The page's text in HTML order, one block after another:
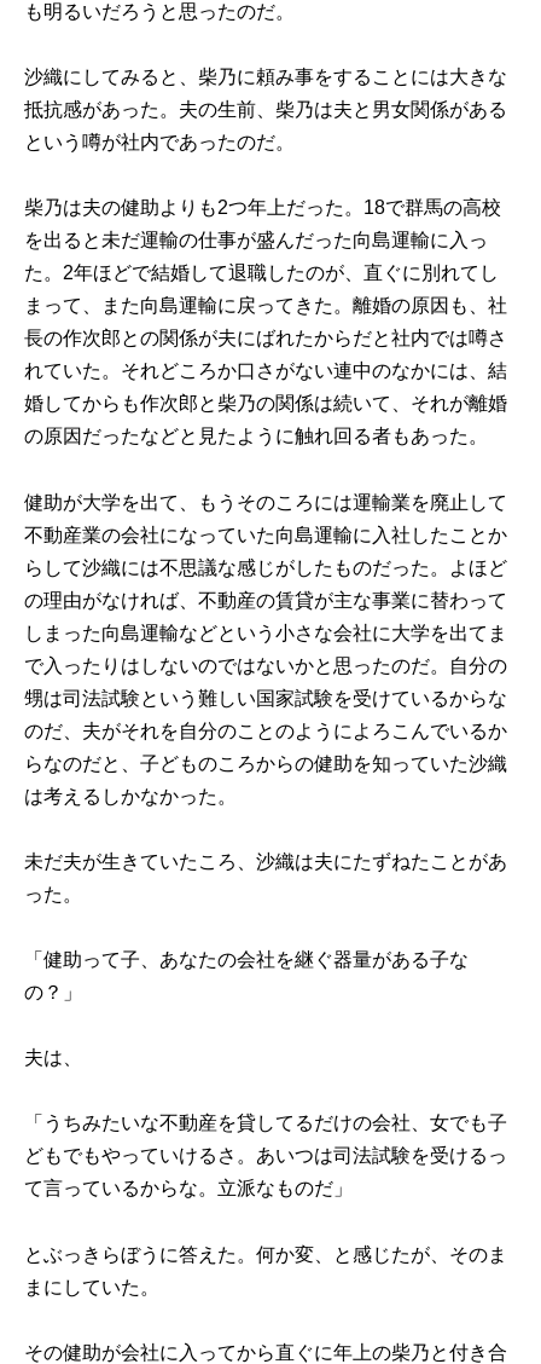
も明るいだろうと思ったのだ。
沙織にしてみると、柴乃に頼み事をすることには大きな
抵抗感があった。夫の生前、柴乃は夫と男女関係がある
という噂が社内であったのだ。
柴乃は夫の健助よりも2つ年上だった。18で群馬の高校
を出ると未だ運輸の仕事が盛んだった向島運輸に入っ
た。2年ほどで結婚して退職したのが、直ぐに別れてし
まって、また向島運輸に戻ってきた。離婚の原因も、社
長の作次郎との関係が夫にばれたからだと社内では噂さ
れていた。それどころか口さがない連中のなかには、結
婚してからも作次郎と柴乃の関係は続いて、それが離婚
の原因だったなどと見たように触れ回る者もあった。
健助が大学を出て、もうそのころには運輸業を廃止して
不動産業の会社になっていた向島運輸に入社したことか
らして沙織には不思議な感じがしたものだった。よほど
の理由がなければ、不動産の賃貸が主な事業に替わって
しまった向島運輸などという小さな会社に大学を出てま
で入ったりはしないのではないかと思ったのだ。自分の
甥は司法試験という難しい国家試験を受けているからな
のだ、夫がそれを自分のことのようによろこんでいるか
らなのだと、子どものころからの健助を知っていた沙織
は考えるしかなかった。
未だ夫が生きていたころ、沙織は夫にたずねたことがあ
った。
「健助って子、あなたの会社を継ぐ器量がある子な
の？」
夫は、
「うちみたいな不動産を貸してるだけの会社、女でも子
どもでもやっていけるさ。あいつは司法試験を受けるっ
て言っているからな。立派なものだ」
とぶっきらぼうに答えた。何か変、と感じたが、そのま
まにしていた。
その健助が会社に入ってから直ぐに年上の柴乃と付き合